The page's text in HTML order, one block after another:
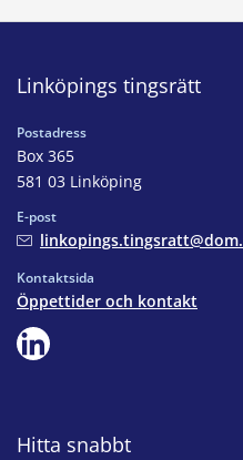
Linköpings tingsrätt
Postadress
Box 365
581 03 Linköping
E-post
Kontaktsida
Öppettider och kontakt
Hitta snabbt